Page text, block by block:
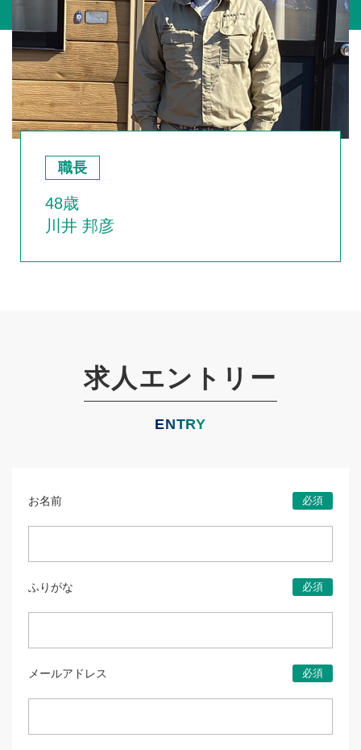
職長
48歳
川井 邦彦
求人エントリー
ENTRY
お名前 必須
ふりがな 必須
メールアドレス 必須